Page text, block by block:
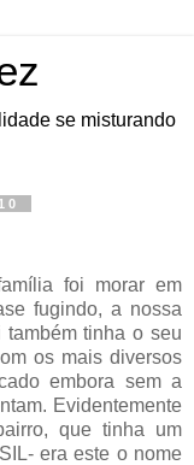
se misturando
foi morar em
fugindo, a nossa
tinha o seu
os mais diversos
embora sem a
Evidentemente
que tinha um
era este o nome